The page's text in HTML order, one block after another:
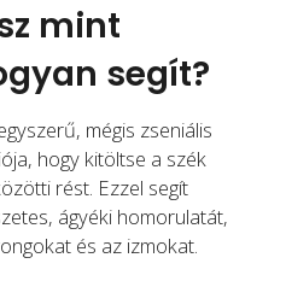
mint
segít?
mégis zseniális
hogy kitöltse a szék
rést. Ezzel segít
ágyéki homorulatát,
és az izmokat.